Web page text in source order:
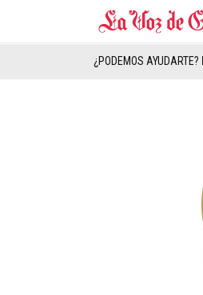
¿PODEMOS AYUDARTE?